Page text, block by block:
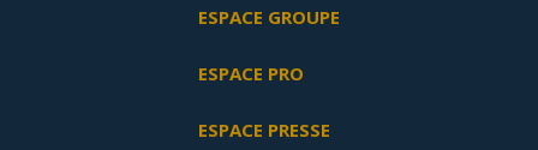
ESPACE GROUPE
ESPACE PRO
ESPACE PRESSE